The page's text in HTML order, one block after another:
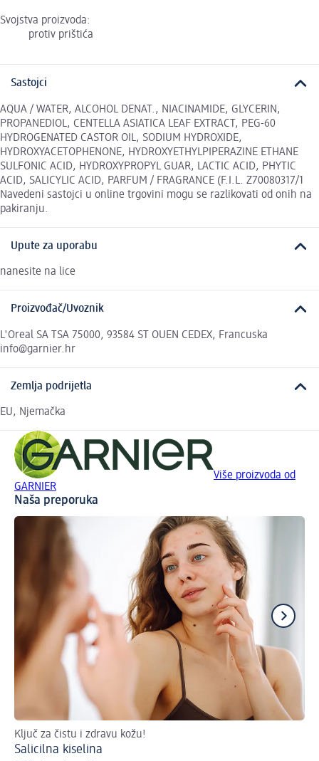
Svojstva proizvoda:
protiv prištića
Sastojci
AQUA / WATER, ALCOHOL DENAT., NIACINAMIDE, GLYCERIN,
PROPANEDIOL, CENTELLA ASIATICA LEAF EXTRACT, PEG-60
HYDROGENATED CASTOR OIL, SODIUM HYDROXIDE,
HYDROXYACETOPHENONE, HYDROXYETHYLPIPERAZINE ETHANE
SULFONIC ACID, HYDROXYPROPYL GUAR, LACTIC ACID, PHYTIC
ACID, SALICYLIC ACID, PARFUM / FRAGRANCE (F.I.L. Z70080317/1
Navedeni sastojci u online trgovini mogu se razlikovati od onih na
pakiranju.
Upute za uporabu
nanesite na lice
Proizvođač/Uvoznik
L'Oreal SA TSA 75000, 93584 ST OUEN CEDEX, Francuska
info@garnier.hr
Zemlja podrijetla
EU, Njemačka
Više proizvoda od
GARNIER
Naša preporuka
Ključ za čistu i zdravu kožu!
Salicilna kiselina